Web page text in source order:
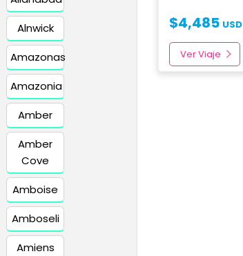
Alnwick
Amazonas
Amazonia
Amber
Amber
Cove
Amboise
Amboseli
Amiens
$4,485 USD
Ver Viaje